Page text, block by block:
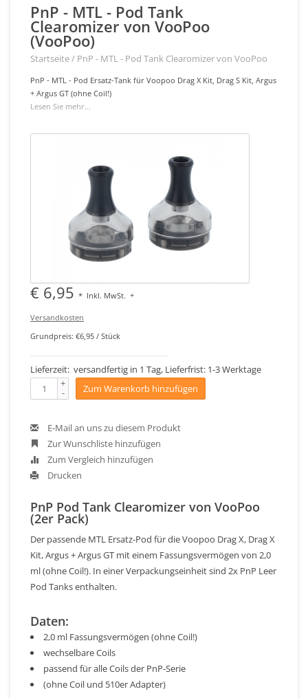
PnP - MTL - Pod Tank
Clearomizer von VooPoo
(VooPoo)
Startseite/ PnP - MTL - Pod Tank Clearomizer von VooPoo
PnP - MTL - Pod Ersatz-Tank für Voopoo Drag X Kit, Drag S Kit, Argus
+ Argus GT (ohne Coil!)
Lesen Sie mehr...
€ 6,95 * Inkl. MwSt. +
Versandkosten
Grundpreis: €6,95 / Stück
Lieferzeit: versandfertig in 1 Tag, Lieferfrist: 1-3 Werktage
+
- Zum Warenkorb hinzufügen
E-Mail an uns zu diesem Produkt
Zur Wunschliste hinzufügen
Zum Vergleich hinzufügen
Drucken
PnP Pod Tank Clearomizer von VooPoo
(2er Pack)
Der passende MTL Ersatz-Pod für die Voopoo Drag X, Drag X
Kit, Argus + Argus GT mit einem Fassungsvermögen von 2,0
ml (ohne Coil!). In einer Verpackungseinheit sind 2x PnP Leer
Pod Tanks enthalten.
Daten:
2,0 ml Fassungsvermögen (ohne Coil!)
wechselbare Coils
passend für alle Coils der PnP-Serie
(ohne Coil und 510er Adapter)